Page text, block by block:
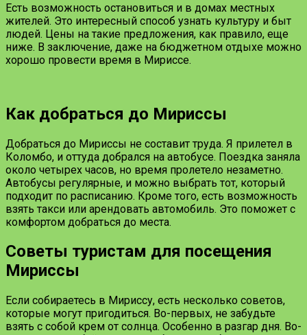
Есть возможность остановиться и в домах местных
жителей. Это интересный способ узнать культуру и быт
людей. Цены на такие предложения, как правило, еще
ниже. В заключение, даже на бюджетном отдыхе можно
хорошо провести время в Мириссе.
Как добраться до Мириссы
Добраться до Мириссы не составит труда. Я прилетел в
Коломбо, и оттуда добрался на автобусе. Поездка заняла
около четырех часов, но время пролетело незаметно.
Автобусы регулярные, и можно выбрать тот, который
подходит по расписанию. Кроме того, есть возможность
взять такси или арендовать автомобиль. Это поможет с
комфортом добраться до места.
Советы туристам для посещения
Мириссы
Если собираетесь в Мириссу, есть несколько советов,
которые могут пригодиться. Во-первых, не забудьте
взять с собой крем от солнца. Особенно в разгар дня. Во-